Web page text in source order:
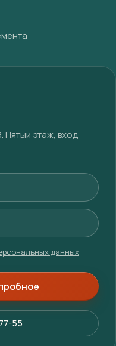
Пятый этаж, вход
данных
55